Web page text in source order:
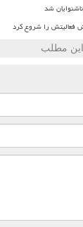
شد
فعالیتش را شروع کرد
این مطلب